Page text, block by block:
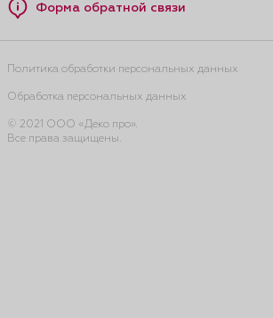
Форма обратной связи
Политика обработки персональных данных
Обработка персональных данных
© 2021 ООО «Деко про».
Все права защищены.